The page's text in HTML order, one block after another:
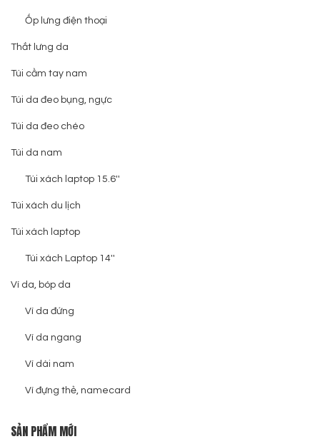
Ốp lưng điện thoại
Thắt lưng da
Túi cầm tay nam
Túi da đeo bụng, ngực
Túi da đeo chéo
Túi da nam
Túi xách laptop 15.6''
Túi xách du lịch
Túi xách laptop
Túi xách Laptop 14''
Ví da, bóp da
Ví da đứng
Ví da ngang
Ví dài nam
Ví đựng thẻ, namecard
SẢN PHẨM MỚI